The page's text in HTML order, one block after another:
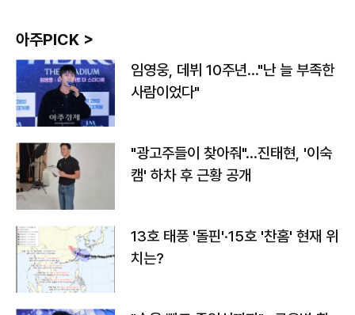
아주PICK >
임영웅, 데뷔 10주년…"난 늘 부족한
사람이었다"
"광고주들이 찾아줘"…진태현, '이숙
캠' 하차 후 근황 공개
13호 태풍 '돌핀'·15호 '찬홈' 현재 위
치는?